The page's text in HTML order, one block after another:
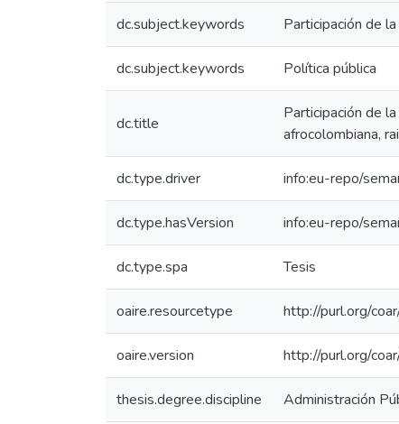
dc.subject.keywords Participación de
dc.subject.keywords Política pública
dc.title
Participación de
afrocolombiana,
dc.type.driver info:eu-repo/
dc.type.hasVersion info:eu-repo/
dc.type.spa Tesis
oaire.resourcetype http://purl.org/
oaire.version http://purl.org/
thesis.degree.discipline Administración